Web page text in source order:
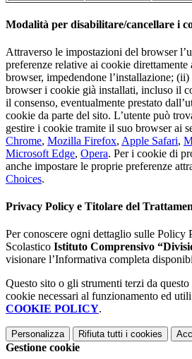
Modalità per disabilitare/cancellare i
Attraverso le impostazioni del browser
preferenze relative ai cookie
browser, impedendone l’installazione;
browser i cookie già installati, incluso il
il consenso, eventualmente prestato
cookie da parte del sito. L’utente può
gestire i cookie tramite il suo browser ai
Chrome, Mozilla Firefox, Apple Safari,
Microsoft Edge, Opera. Per i cookie di
anche impostare le proprie preferenze
Choices.
Privacy Policy e Titolare del
Per conoscere ogni dettaglio sulle Policy
Scolastico Istituto Comprensivo
visionare l’Informativa completa
Questo sito o gli strumenti terzi da
cookie necessari al funzionamento ed
COOKIE POLICY.
Personalizza Rifiuta tutti i cookies
Gestione cookie